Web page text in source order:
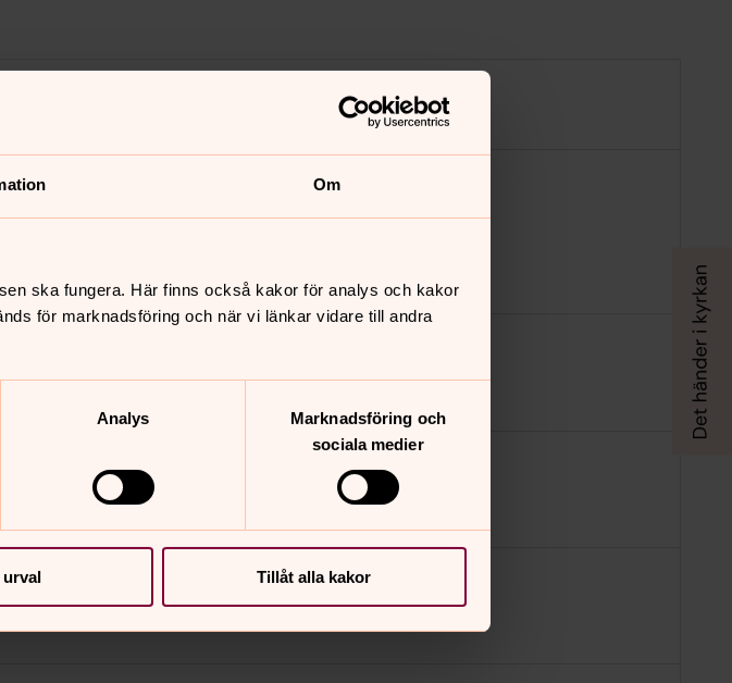
Om
ska fungera. Här finns också kakor för analys och kakor
för marknadsföring och när vi länkar vidare till andra
Analys
Marknadsföring och
sociala medier
Tillåt alla kakor
2026 Kaffe och smörgås 20 kr.
2026 12.00–13.30
Kaffe och smörgås 20 kr.